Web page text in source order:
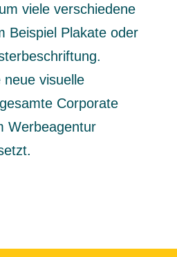
viele verschiedene
Beispiel Plakate oder
visuelle
Corporate
Werbeagentur